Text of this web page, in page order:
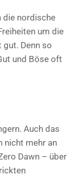
die nordische
um die
Denn so
und Böse oft
Auch das
nicht mehr an
Dawn – über